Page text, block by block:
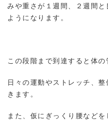
みや重さが１週間、２週間
ようになります。
この段階まで到達すると体の
日々の運動やストレッチ、
きます。
また、仮にぎっくり腰など